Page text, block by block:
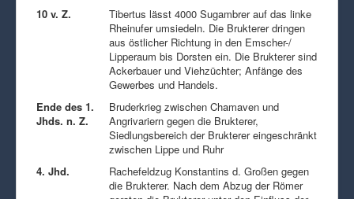
10 v. Z.
Tibertus lässt 4000 Sugambrer auf das linke
Rheinufer umsiedeln. Die Brukterer dringen
aus östlicher Richtung in den Emscher-/
Lipperaum bis Dorsten ein. Die Brukterer sind
Ackerbauer und Viehzüchter; Anfänge des
Gewerbes und Handels.
Ende des 1.
Jhds. n. Z.
Bruderkrieg zwischen Chamaven und
Angrivariern gegen die Brukterer,
Siedlungsbereich der Brukterer eingeschränkt
zwischen Lippe und Ruhr
4. Jhd.
Rachefeldzug Konstantins d. Großen gegen
die Brukterer. Nach dem Abzug der Römer